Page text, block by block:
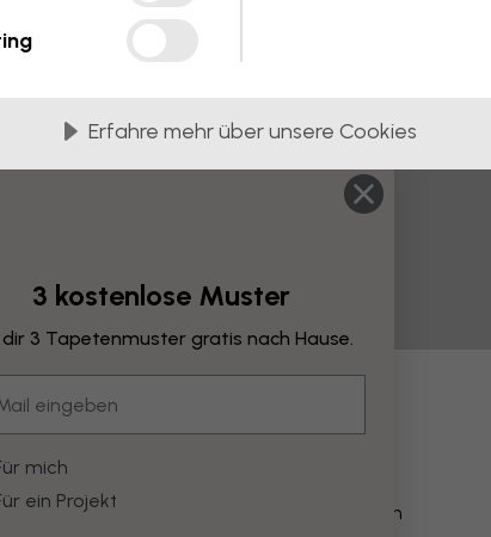
Farbe verändern
3 kostenlose Muster
dir 3 Tapetenmuster gratis nach Hause.
type
mich
ein Projekt
Erfahre mehr über unsere Cookies